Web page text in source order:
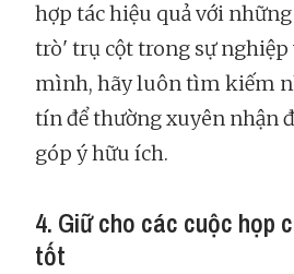
hợp tác hiệu quả với
trò' trụ cột trong sự nghiệp
mình, hãy luôn tìm kiếm
tín để thường xuyên nhận
góp ý hữu ích.
4. Giữ cho các cuộc họp
tốt